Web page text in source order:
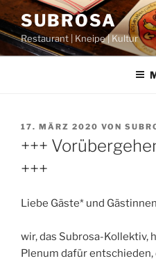
Zum
Inhalt
springen
SUBROSA
Restaurant | Kneipe | Kultur
VERÖFFENTLICHT
17. MÄRZ 2020 VON
+++
+++
Liebe Gäste* und
wir, das Subrosa-Kollektiv,
Plenum dafür